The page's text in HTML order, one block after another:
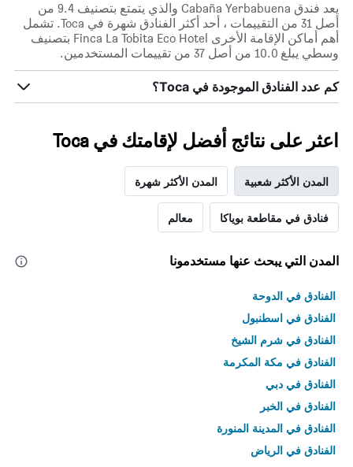
يعد فندق Cabaña Yerbabuena والذي يتمتع بتصنيف 9.4 من
أصل 31 من التقييمات ، أحد أكثر الفنادق شهرة في Toca. تشمل
أهم أماكن الإقامة الأخرى Finca La Tobita Eco Hotel بتصنيف
وسطي يبلغ 10.0 من أصل 37 من تقييمات المستخدمين.
كم عدد الفنادق الموجودة في Toca؟
اعثر على نتائج أفضل لإقامتك في Toca
المدن الأكثر شعبية المدن الأكثر شهرة
فنادق في مقاطعة بوياكا معالم
المدن التي يبحث عنها مستخدمونا
الفنادق في الدوحة
الفنادق في اسطنبول
الفنادق في شرم الشيخ
الفنادق في مكة المكرمة
الفنادق في دبي
الفنادق في الخبر
الفنادق في المدينة المنورة
الفنادق في الرياض